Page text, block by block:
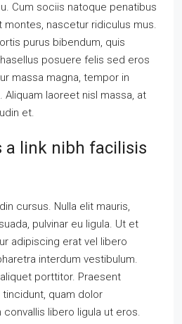
Cum sociis natoque penatibus
montes, nascetur ridiculus mus.
purus bibendum, quis
posuere felis sed eros
massa magna, tempor in
Aliquam laoreet nisl massa, at
et.
a link nibh facilisis
cursus. Nulla elit mauris,
pulvinar eu ligula. Ut et
adipiscing erat vel libero
interdum vestibulum.
porttitor. Praesent
quam dolor
libero ligula ut eros.